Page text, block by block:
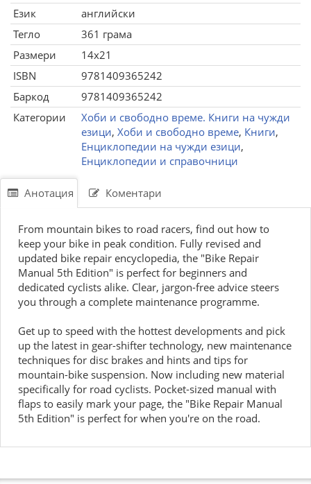
Език
английски
Тегло
361 грама
Размери
14x21
ISBN
9781409365242
Баркод
9781409365242
Категории
Хоби и свободно време. Книги на чужди
езици, Хоби и свободно време, Книги,
Енциклопедии на чужди езици,
Енциклопедии и справочници
Анотация Коментари
From mountain bikes to road racers, find out how to
keep your bike in peak condition. Fully revised and
updated bike repair encyclopedia, the "Bike Repair
Manual 5th Edition" is perfect for beginners and
dedicated cyclists alike. Clear, jargon-free advice steers
you through a complete maintenance programme.
Get up to speed with the hottest developments and pick
up the latest in gear-shifter technology, new maintenance
techniques for disc brakes and hints and tips for
mountain-bike suspension. Now including new material
specifically for road cyclists. Pocket-sized manual with
flaps to easily mark your page, the "Bike Repair Manual
5th Edition" is perfect for when you're on the road.